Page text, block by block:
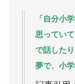
「自分小
思ってい
で話した
夢で、小